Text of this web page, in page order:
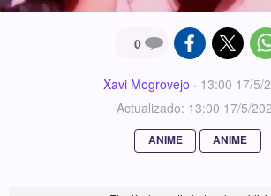
0
Xavi Mogrovejo · 13:00 17/5/
Actualizado: 13:00 17/5/
ANIME ANIME